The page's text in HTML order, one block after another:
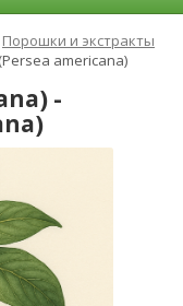
Порошки и экстракты
americana)
-